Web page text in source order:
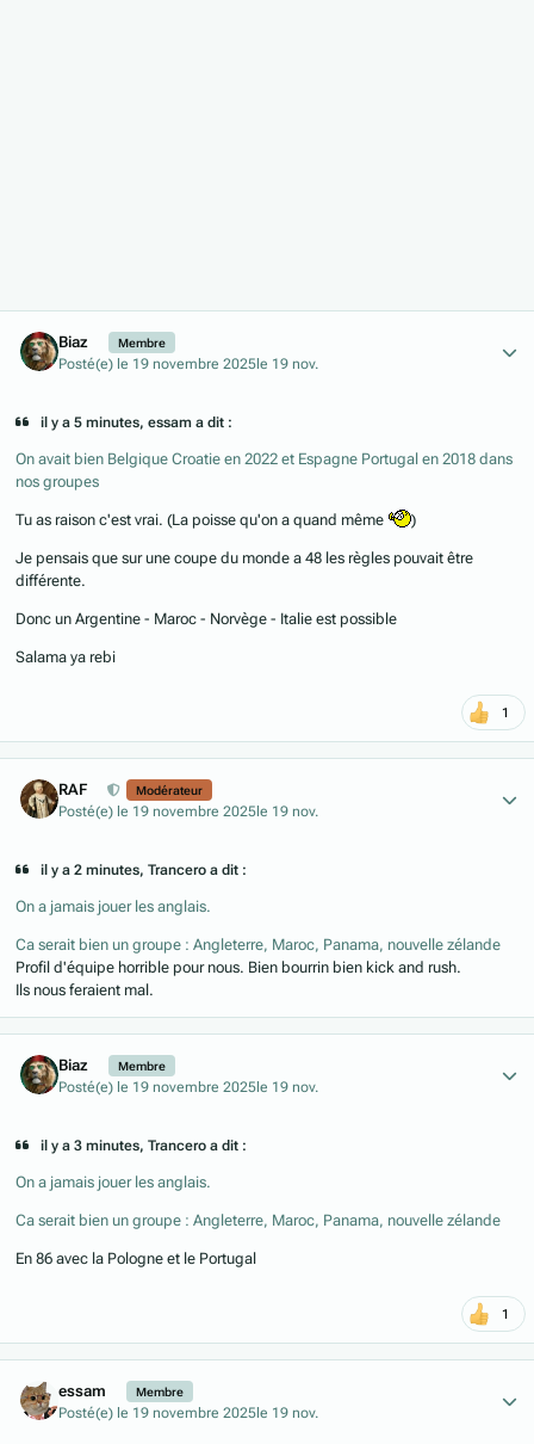
Biaz Membre
Posté(e) le 19 novembre 2025le 19 nov.
il y a 5 minutes, essam a dit :
On avait bien Belgique Croatie en 2022 et Espagne Portugal en 2018 dans
nos groupes
Tu as raison c'est vrai. (La poisse qu'on a quand même )
Je pensais que sur une coupe du monde a 48 les règles pouvait être
différente.
Donc un Argentine - Maroc - Norvège - Italie est possible
Salama ya rebi
1
RAF Modérateur
Posté(e) le 19 novembre 2025le 19 nov.
il y a 2 minutes, Trancero a dit :
On a jamais jouer les anglais.
Ca serait bien un groupe : Angleterre, Maroc, Panama, nouvelle zélande
Profil d'équipe horrible pour nous. Bien bourrin bien kick and rush.
Ils nous feraient mal.
Biaz Membre
Posté(e) le 19 novembre 2025le 19 nov.
il y a 3 minutes, Trancero a dit :
On a jamais jouer les anglais.
Ca serait bien un groupe : Angleterre, Maroc, Panama, nouvelle zélande
En 86 avec la Pologne et le Portugal
1
essam Membre
Posté(e) le 19 novembre 2025le 19 nov.